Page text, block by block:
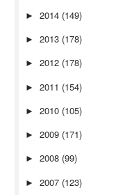
► 2014 (149)
► 2013 (178)
► 2012 (178)
► 2011 (154)
► 2010 (105)
► 2009 (171)
► 2008 (99)
► 2007 (123)